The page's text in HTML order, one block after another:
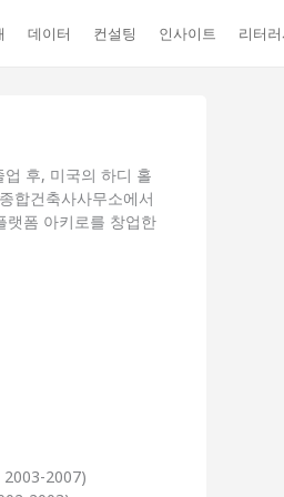
데이터 컨설팅 인사이트 리터러
후, 미국의 하디 홀
합건축사사무소에서
랫폼 아키로를 창업한
2003-2007)